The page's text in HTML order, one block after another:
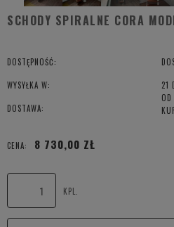
SCHODY SPIRALNE CORA
DOSTĘPNOŚĆ:
WYSYŁKA W: 21
DOSTAWA:
CENA NIE ZAWIERA EWENTUALNYCH
CENA:
8 730,00 ZŁ
KPL.